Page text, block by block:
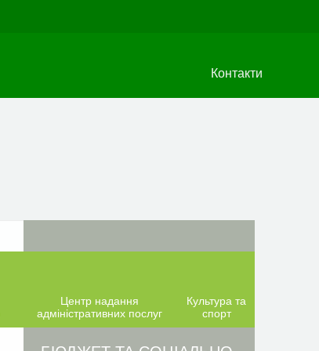
Контакти
Центр надання
адміністративних послуг
Культура та
спорт